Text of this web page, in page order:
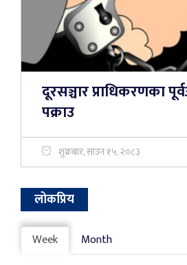
दूरसञ्चार प्राधिकरणका
पक्राउ
शुक्रबार, साउन १५, २०८३
लोकप्रिय
Week Month